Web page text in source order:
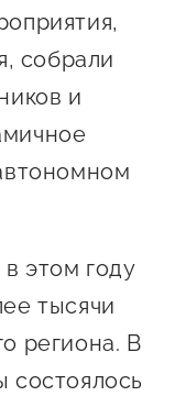
собрали
и
этом году
тысячи
региона. В
состоялось